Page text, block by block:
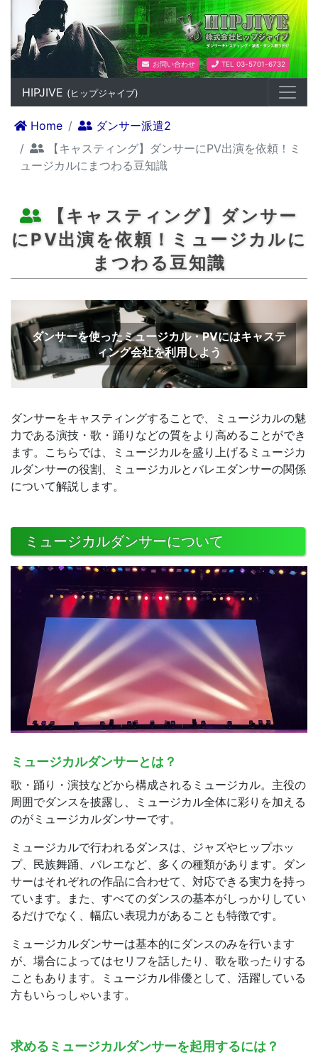
ダンスプロダクション
お問い合わせ TEL 03-5701-6732
HIPJIVE (ヒップジャイブ)
Home
ダンサー派遣2
【キャスティング】ダンサーにPV出演を依頼！ミ
ュージカルにまつわる豆知識
【キャスティング】ダンサー
にPV出演を依頼！ミュージカルに
まつわる豆知識
ダンサーを使ったミュージカル・PVにはキャステ
ィング会社を利用しよう
ダンサーをキャスティングすることで、ミュージカルの魅
力である演技・歌・踊りなどの質をより高めることができ
ます。こちらでは、ミュージカルを盛り上げるミュージカ
ルダンサーの役割、ミュージカルとバレエダンサーの関係
について解説します。
ミュージカルダンサーについて
ミュージカルダンサーとは？
歌・踊り・演技などから構成されるミュージカル。主役の
周囲でダンスを披露し、ミュージカル全体に彩りを加える
のがミュージカルダンサーです。
ミュージカルで行われるダンスは、ジャズやヒップホッ
プ、民族舞踊、バレエなど、多くの種類があります。ダン
サーはそれぞれの作品に合わせて、対応できる実力を持っ
ています。また、すべてのダンスの基本がしっかりしてい
るだけでなく、幅広い表現力があることも特徴です。
ミュージカルダンサーは基本的にダンスのみを行います
が、場合によってはセリフを話したり、歌を歌ったりする
こともあります。ミュージカル俳優として、活躍している
方もいらっしゃいます。
求めるミュージカルダンサーを起用するには？